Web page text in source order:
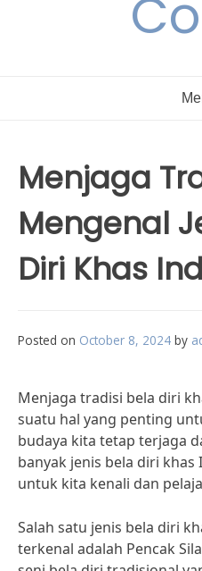
Menjaga
Mengenal
Diri Khas
Posted on October 8, 2024 by
Menjaga tradisi bela diri
suatu hal yang penting
budaya kita tetap terjaga
banyak jenis bela diri
untuk kita kenali dan
Salah satu jenis bela diri
terkenal adalah Pencak